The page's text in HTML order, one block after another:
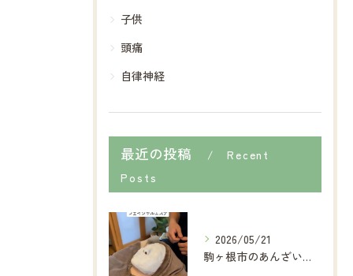
子供
頭痛
自律神経
最近の投稿
Recent
Posts
2026/05/21
駒ヶ根市のあんざい整体院です😊